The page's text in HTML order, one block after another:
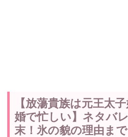
【放蕩貴族は元王太
婚で忙しい】ネタバ
末！氷の貌の理由まで